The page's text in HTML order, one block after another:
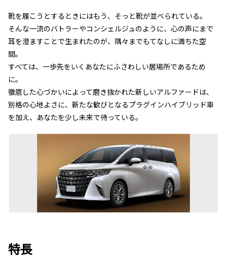
靴を履こうとするときにはもう、そっと靴が並べられている。
そんな一流のバトラーやコンシェルジュのように、心の声にまで
耳を澄ますことで生まれたのが、隅々までもてなしに満ちた空
間。
すべては、一歩先をいくあなたにふさわしい居場所であるため
に。
徹底した心づかいによって磨き抜かれた新しいアルファードは、
別格の心地よさに、新たな歓びとなるプラグインハイブリッド車
を加え、あなたを少し未来で待っている。
特長